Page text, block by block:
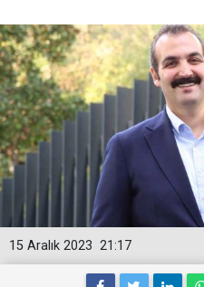
21:17
15 Aralık 2023